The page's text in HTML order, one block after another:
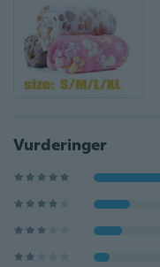
Vurderinger